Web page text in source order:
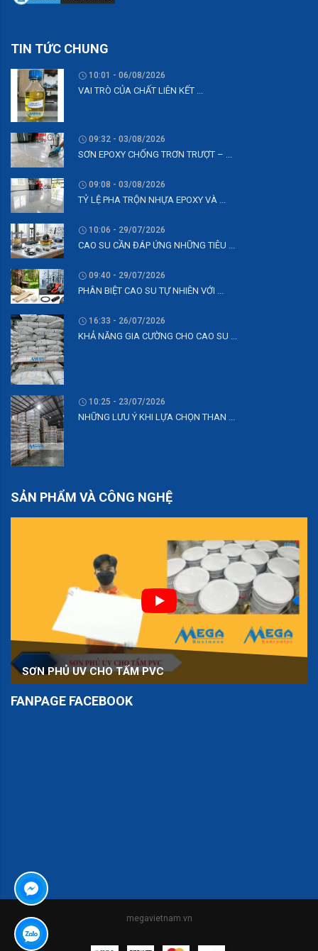
TIN TỨC CHUNG
10:01 - 06/08/2026
VAI TRÒ CỦA CHẤT LIÊN KẾT ...
09:32 - 03/08/2026
SƠN EPOXY CHỐNG TRƠN TRƯỢT – ...
09:08 - 03/08/2026
TỶ LỆ PHA TRỘN NHỰA EPOXY VÀ ...
10:06 - 29/07/2026
CAO SU CẦN ĐÁP ỨNG NHỮNG TIÊU ...
09:40 - 29/07/2026
PHÂN BIỆT CAO SU TỰ NHIÊN VỚI ...
16:33 - 26/07/2026
KHẢ NĂNG GIA CƯỜNG CHO CAO SU ...
10:25 - 23/07/2026
NHỮNG LƯU Ý KHI LỰA CHỌN THAN ...
SẢN PHẨM VÀ CÔNG NGHỆ
SƠN PHỦ UV CHO TẤM PVC
FANPAGE FACEBOOK
megavietnam.vn